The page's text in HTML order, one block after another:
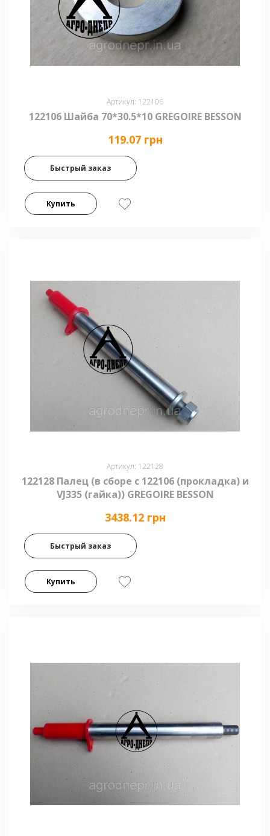
Артикул: 122106
122106 Шайба 70*30.5*10 GREGOIRE BESSON
119.07 грн
Быстрый заказ
Купить
Артикул: 122128
122128 Палец (в сборе с 122106 (прокладка) и
VJ335 (гайка)) GREGOIRE BESSON
3438.12 грн
Быстрый заказ
Купить